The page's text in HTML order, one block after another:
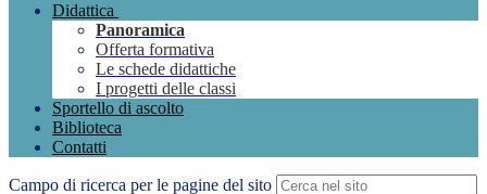
Didattica
Panoramica
Offerta formativa
Le schede didattiche
I progetti delle classi
Sportello di ascolto
Biblioteca
Contatti
Campo di ricerca per le pagine del sito